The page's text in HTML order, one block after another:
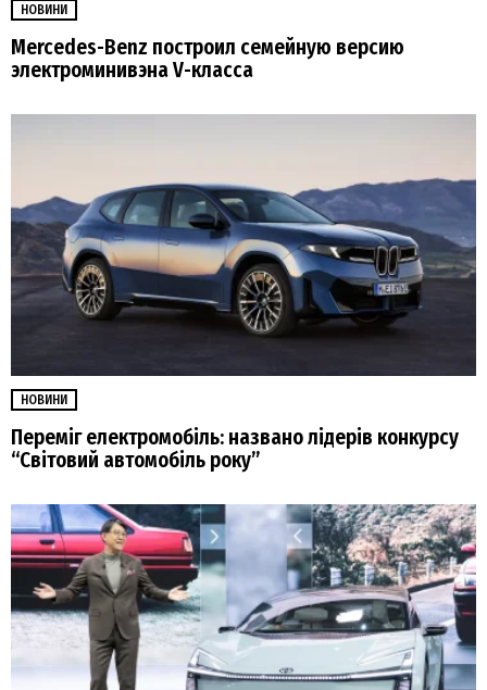
НОВИНИ
Mercedes-Benz построил семейную версию
электроминивэна V-класса
НОВИНИ
Переміг електромобіль: названо лідерів конкурсу
“Світовий автомобіль року”